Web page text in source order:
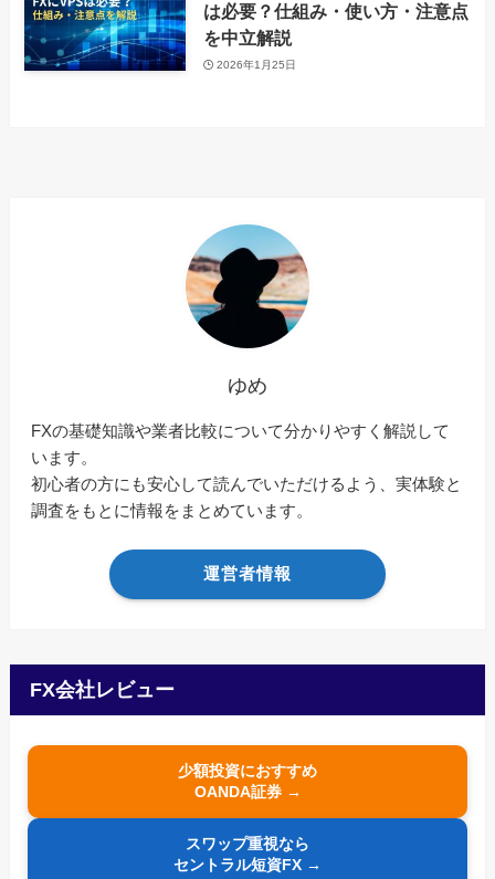
は必要？仕組み・使い方・注意点
を中立解説
2026年1月25日
ゆめ
FXの基礎知識や業者比較について分かりやすく解説して
います。
初心者の方にも安心して読んでいただけるよう、実体験と
調査をもとに情報をまとめています。
運営者情報
FX会社レビュー
少額投資におすすめ
OANDA証券 →
スワップ重視なら
セントラル短資FX →